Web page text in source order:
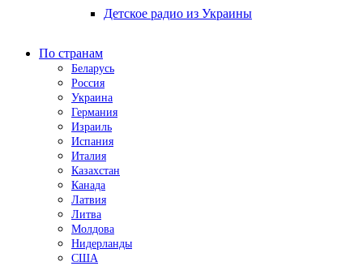
Детское радио из Украины
По странам
Беларусь
Россия
Украина
Германия
Израиль
Испания
Италия
Казахстан
Канада
Латвия
Литва
Молдова
Нидерланды
США